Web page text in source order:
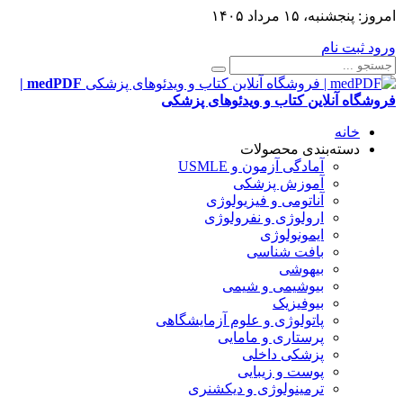
امروز: پنجشنبه، ۱۵ مرداد ۱۴۰۵
ورود ثبت نام
medPDF |
فروشگاه آنلاین کتاب و ویدئوهای پزشکی
خانه
دسته‌بندی محصولات
آمادگی آزمون و USMLE
آموزش پزشکی
آناتومی و فیزیولوژی
ارولوژی و نفرولوژی
ایمونولوژی
بافت شناسی
بیهوشی
بیوشیمی و شیمی
بیوفیزیک
پاتولوژی و علوم آزمایشگاهی
پرستاری و مامایی
پزشکی داخلی
پوست و زیبایی
ترمینولوژی و دیکشنری